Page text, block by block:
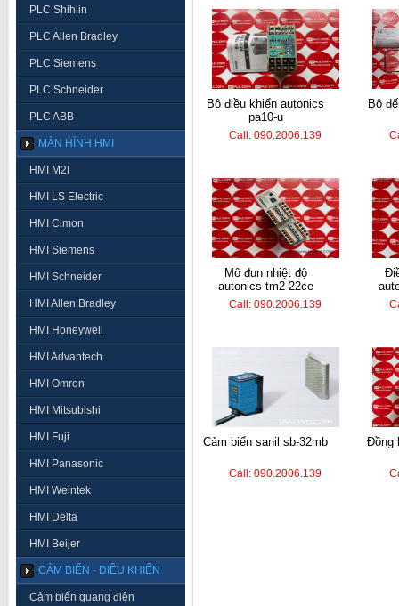
PLC Shihlin
PLC Allen Bradley
PLC Siemens
PLC Schneider
PLC ABB
MÀN HÌNH HMI
HMI M2I
HMI LS Electric
HMI Cimon
HMI Siemens
HMI Schneider
HMI Allen Bradley
HMI Honeywell
HMI Advantech
HMI Omron
HMI Mitsubishi
HMI Fuji
HMI Panasonic
HMI Weintek
HMI Delta
HMI Beijer
CẢM BIẾN - ĐIỀU KHIỂN
Cảm biến quang điện
bộ điều khiển autonics
pa10-u
Call: 090.2006.139
bộ đếm hanyoung lc7-
mô đun nhiệt độ
autonics tm2-22ce
Call: 090.2006.139
điều khiển nhiệt
cảm biến sanil sb-32mb
Call: 090.2006.139
đồng hồ nhiệt autonics